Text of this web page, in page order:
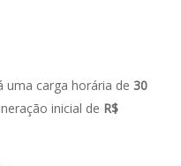
uma carga horária de 30
inicial de R$